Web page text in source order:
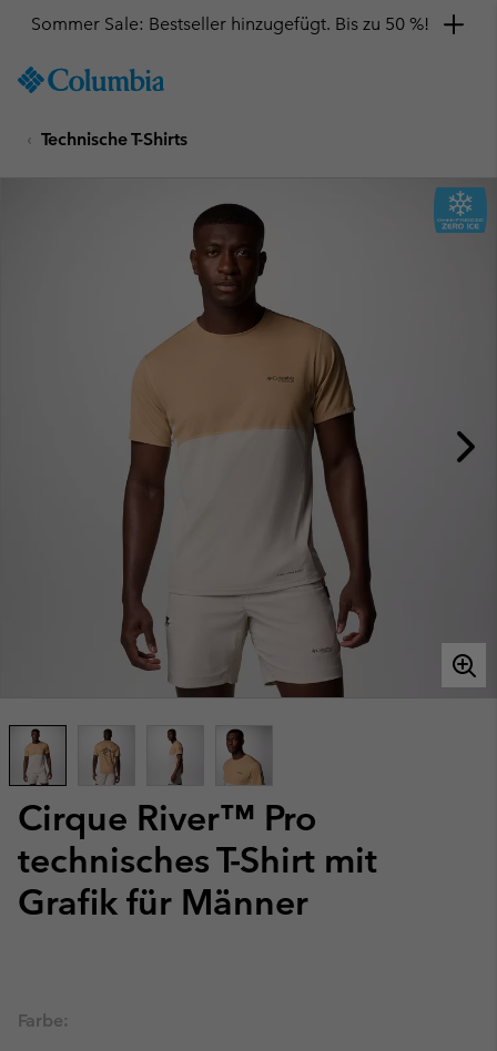
TO
SKIP
Sommer Sale: Bestseller hinzugefügt. Bis zu 50 %!
Technische T-Shirts
Cirque River™ Pro
technisches T-Shirt mit
Grafik für Männer
Farbe: